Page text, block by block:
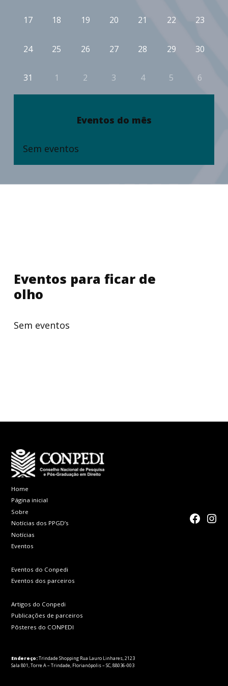
17 18 19 20 21 22 23
24 25 26 27 28 29 30
31 1 2 3 4 5 6
Eventos do mês
Sem eventos
Eventos para ficar de
olho
Sem eventos
Home
Página inicial
Sobre
Notícias dos PPGD’s
Notícias
Eventos
Eventos do Conpedi
Eventos dos parceiros
Artigos do Conpedi
Publicações de parceiros
Pôsteres do CONPEDI
Endereço:Trindade Shopping Rua Lauro Linhares, 2123
Sala 801, Torre A – Trindade, Florianópolis – SC, 88036-003